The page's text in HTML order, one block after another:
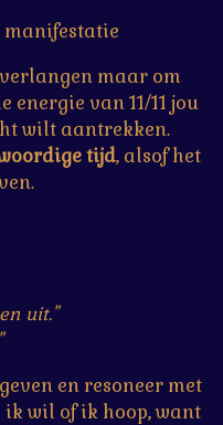
manifestatie
maar om
energie van 11/11 jou
wilt aantrekken.
tijd, alsof het
uit."
en resoneer met
wil of ik hoop, want